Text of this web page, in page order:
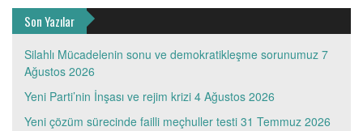
Son Yazılar
Silahlı Mücadelenin sonu ve demokratikleşme sorunumuz 7
Ağustos 2026
Yeni Parti’nin İnşası ve rejim krizi 4 Ağustos 2026
Yeni çözüm sürecinde failli meçhuller testi 31 Temmuz 2026